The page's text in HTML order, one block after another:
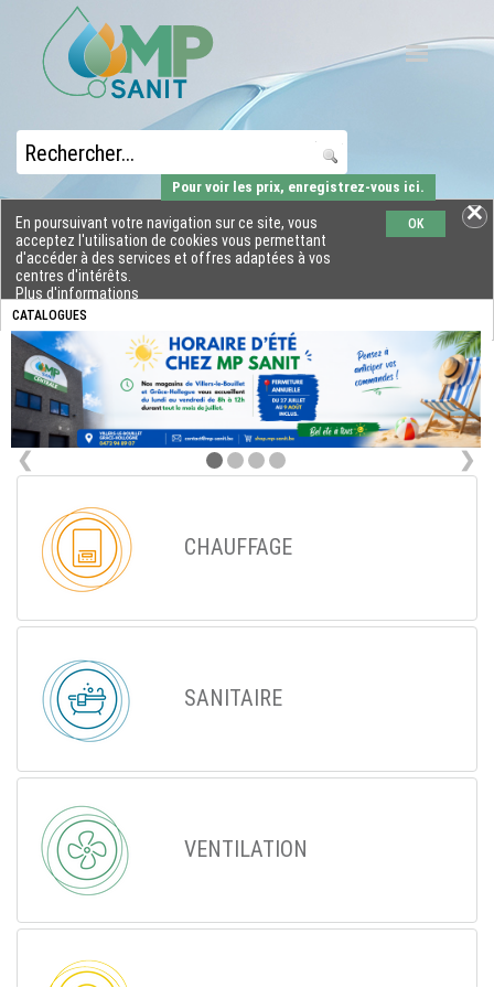
CATALOGUES
En poursuivant votre navigation sur ce site, vous
acceptez l'utilisation de cookies vous permettant
d'accéder à des services et offres adaptées à vos
centres d'intérêts.
Plus d'informations
OK
Pour voir les prix, enregistrez-vous ici.